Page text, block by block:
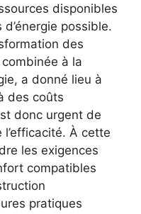
disponibles
possible.
des
à la
a donné lieu à
des coûts
donc urgent de
À cette
les exigences
compatibles
pratiques